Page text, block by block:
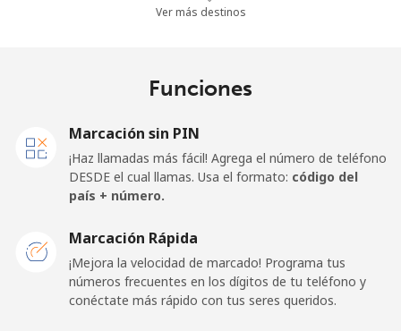
All country
⁦$10⁩
Línea fija ⁦32.9¢⁩
30 min por
⁦$10⁩
Ver más destinos
Funciones
Marcación sin PIN
¡Haz llamadas más fácil! Agrega el número de teléfono
DESDE el cual llamas. Usa el formato: código del
país + número.
Marcación Rápida
¡Mejora la velocidad de marcado! Programa tus
números frecuentes en los dígitos de tu teléfono y
conéctate más rápido con tus seres queridos.